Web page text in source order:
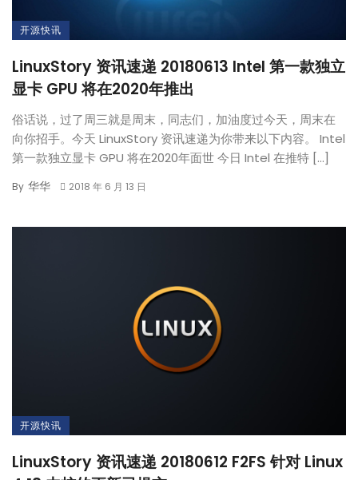
开源快讯
LinuxStory 资讯速递 20180613 Intel 第一款独立
显卡 GPU 将在2020年推出
俗话说，过了周三就是周末，同志们，加油度过今天，周末在
向你招手。今天 LinuxStory 资讯速递为你带来以下内容。 Intel
第一款独立显卡 GPU 将在2020年面世 今日 Intel 在推特 […]
By 华华 2018 年 6 月 13 日
开源快讯
LinuxStory 资讯速递 20180612 F2FS 针对 Linux